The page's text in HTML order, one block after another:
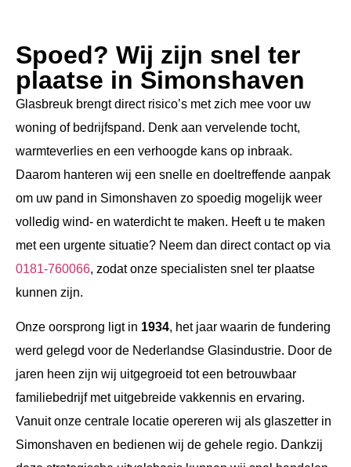
Spoed? Wij zijn snel ter
plaatse in Simonshaven
Glasbreuk brengt direct risico’s met zich mee voor uw
woning of bedrijfspand. Denk aan vervelende tocht,
warmteverlies en een verhoogde kans op inbraak.
Daarom hanteren wij een snelle en doeltreffende aanpak
om uw pand in Simonshaven zo spoedig mogelijk weer
volledig wind- en waterdicht te maken. Heeft u te maken
met een urgente situatie? Neem dan direct contact op via
0181-760066, zodat onze specialisten snel ter plaatse
kunnen zijn.
Onze oorsprong ligt in 1934, het jaar waarin de fundering
werd gelegd voor de Nederlandse Glasindustrie. Door de
jaren heen zijn wij uitgegroeid tot een betrouwbaar
familiebedrijf met uitgebreide vakkennis en ervaring.
Vanuit onze centrale locatie opereren wij als glaszetter in
Simonshaven en bedienen wij de gehele regio. Dankzij